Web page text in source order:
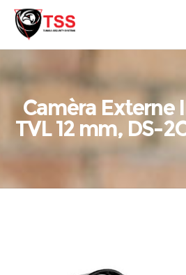
Camèra Externe
TVL 12 mm, DS-